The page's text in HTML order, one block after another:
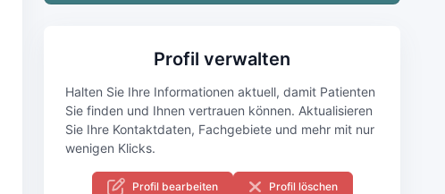
Profil verwalten
Halten Sie Ihre Informationen aktuell, damit Patienten
Sie finden und Ihnen vertrauen können. Aktualisieren
Sie Ihre Kontaktdaten, Fachgebiete und mehr mit nur
wenigen Klicks.
Profil bearbeiten Profil löschen